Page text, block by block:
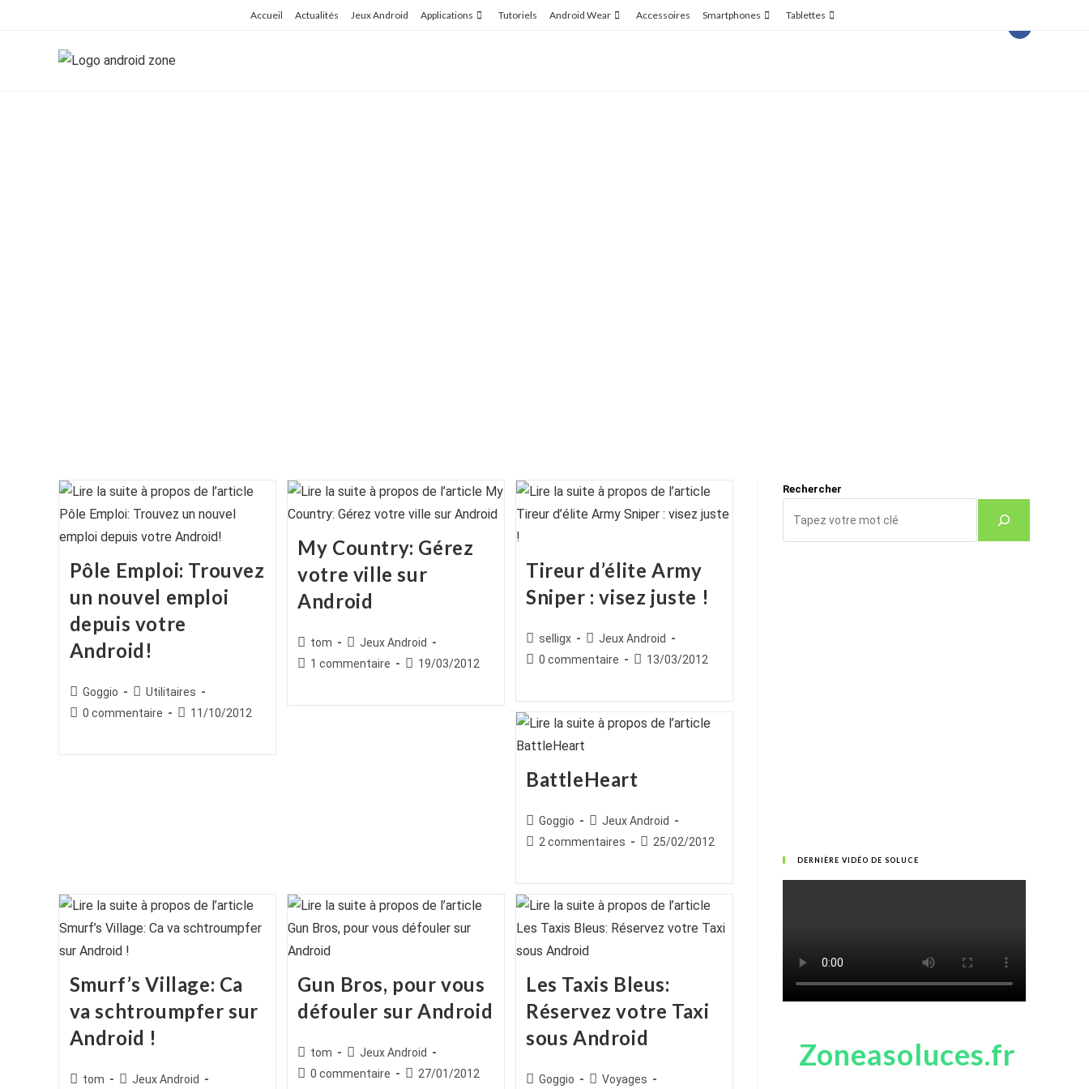
Accueil Actualités Jeux Android Applications Tutoriels Android Wear Accessoires Smartphones Tablettes
Pôle Emploi: Trouvez
un nouvel emploi
depuis votre
Android!
Auteur/autrice
de
Goggio
Post
category:
Utilitaires
Commentaires
0 commentaire
Publication
11/10/2012
My Country: Gérez
votre ville sur
Android
Auteur/autrice
de
tom
Post
category:
Jeux Android
Commentaires
1 commentaire
Publication
19/03/2012
Tireur d’élite Army
Sniper : visez juste !
Auteur/autrice
de
selligx
Post
category:
Jeux Android
Commentaires
publication :
0 commentaire
Publication
13/03/2012
BattleHeart
Auteur/autrice
de
Goggio
Post
category:
Jeux Android
Commentaires
publication :
2 commentaires
Publication
25/02/2012
Smurf’s Village: Ca
va schtroumpfer sur
Android !
Auteur/autrice
tom
PostJeux Android
Gun Bros, pour vous
défouler sur Android
Auteur/autrice
de
tom
Post
category:
Jeux Android
Commentaires
0 commentaire
Publication
27/01/2012
Les Taxis Bleus:
Réservez votre Taxi
sous Android
Auteur/autrice
Goggio
PostVoyages
Rechercher
DERNIÈRE VIDÉO DE SOLUCE
Zoneasoluces.fr